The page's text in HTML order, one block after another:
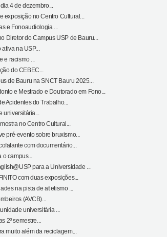
4 de dezembro...
exposição no Centro Cultural...
e Fonoaudiologia ...
Diretor do Campus USP de Bauru...
na USP...
e racismo ...
do CEBEC...
de Bauru na SNCT Bauru 2025...
e Mestrado e Doutorado em Fono...
Acidentes do Trabalho...
no Centro Cultural...
pré-evento sobre bruxismo...
com documentário...
campus...
para a Universidade ...
com duas exposições...
na pista de atletismo ...
(AVCB)...
universitária ...
2º semestre...
muito além da reciclagem...